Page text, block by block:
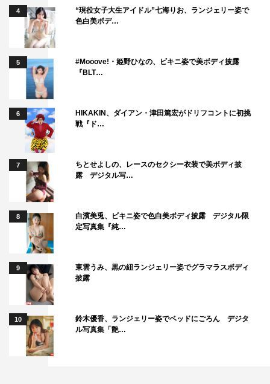
4
“現役女子大生アイドル”七海りお、ランジェリー姿で
色白美ボデ…
5
#Mooove!・姫野ひなの、ビキニ姿で美ボディ披露
『BLT…
6
HIKAKIN、ダイアン・津田篤宏がドリフコントに初挑
戦『ド…
7
ちとせよしの、レースのセクシー衣装で美ボディ披
露 デジタル写…
8
白濱美兎、ビキニ姿で色白美ボディ披露 デジタル限
定写真集『純…
9
東雲うみ、黒の紐ランジェリー姿でグラマラスボディ
披露
10
鈴木優香、ランジェリー姿でベッドにごろん デジタ
ル写真集「艶…